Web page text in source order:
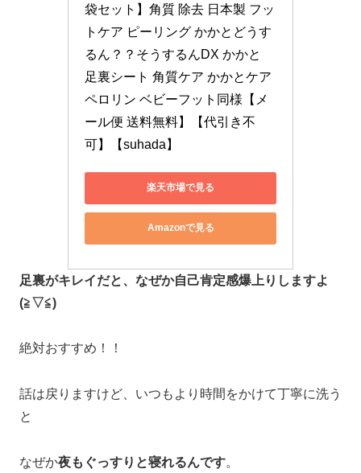
袋セット】角質 除去 日本製 フッ
トケア ピーリング かかとどうす
るん？？そうするんDX かかと
足裏シート 角質ケア かかとケア
ペロリン ベビーフット同様【メ
ール便 送料無料】【代引き不
可】【suhada】
楽天市場で見る
Amazonで見る
足裏がキレイだと、なぜか自己肯定感爆上りしますよ
(≧▽≦)
絶対おすすめ！！
話は戻りますけど、いつもより時間をかけて丁寧に洗う
と
なぜか夜もぐっすりと寝れるんです。